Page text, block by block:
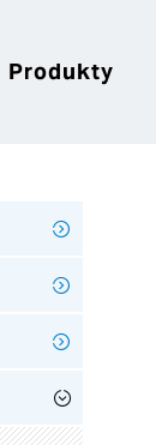
Produkty